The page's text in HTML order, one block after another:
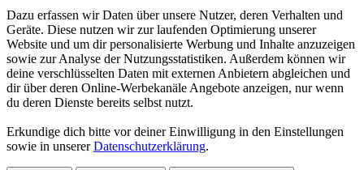
Dazu erfassen wir Daten über unsere Nutzer, deren Verhalten und
Geräte. Diese nutzen wir zur laufenden Optimierung unserer
Website und um dir personalisierte Werbung und Inhalte anzuzeigen
sowie zur Analyse der Nutzungsstatistiken. Außerdem können wir
deine verschlüsselten Daten mit externen Anbietern abgleichen und
dir über deren Online-Werbekanäle Angebote anzeigen, nur wenn
du deren Dienste bereits selbst nutzt.
Erkundige dich bitte vor deiner Einwilligung in den Einstellungen
sowie in unsererDatenschutzerklärung.